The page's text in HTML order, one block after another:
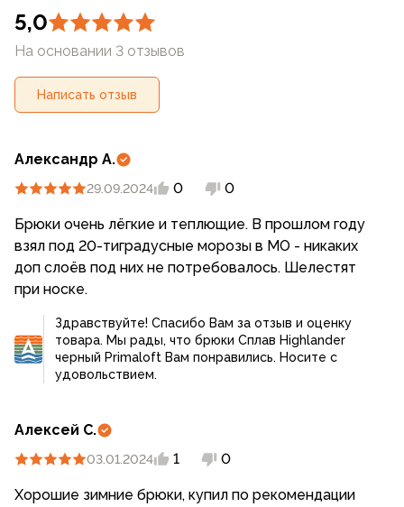
кармана на молнии. Убедительная просьба
уточнять конструктивные детали при покупке или
заказе черезинтернет-магазин
«СПЛАВ»
5,0
На основании 3 отзывов
Написать отзыв
Александр А.
29.09.2024 0 0
Брюки очень лёгкие и теплющие. В прошлом году
взял под 20-тиградусные морозы в МО - никаких
доп слоёв под них не потребовалось. Шелестят
при носке.
Здравствуйте! Спасибо Вам за отзыв и оценку
товара. Мы рады, что брюки Сплав Highlander
черный Primaloft Вам понравились. Носите с
удовольствием.
Алексей С.
03.01.2024 1 0
Хорошие зимние брюки, купил по рекомендации